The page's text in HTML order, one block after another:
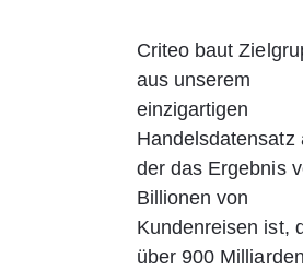
Criteo baut
aus unserem
einzigartigen
Handelsdatensatz
der das Ergebnis
Billionen von
Kundenreisen ist,
über 900